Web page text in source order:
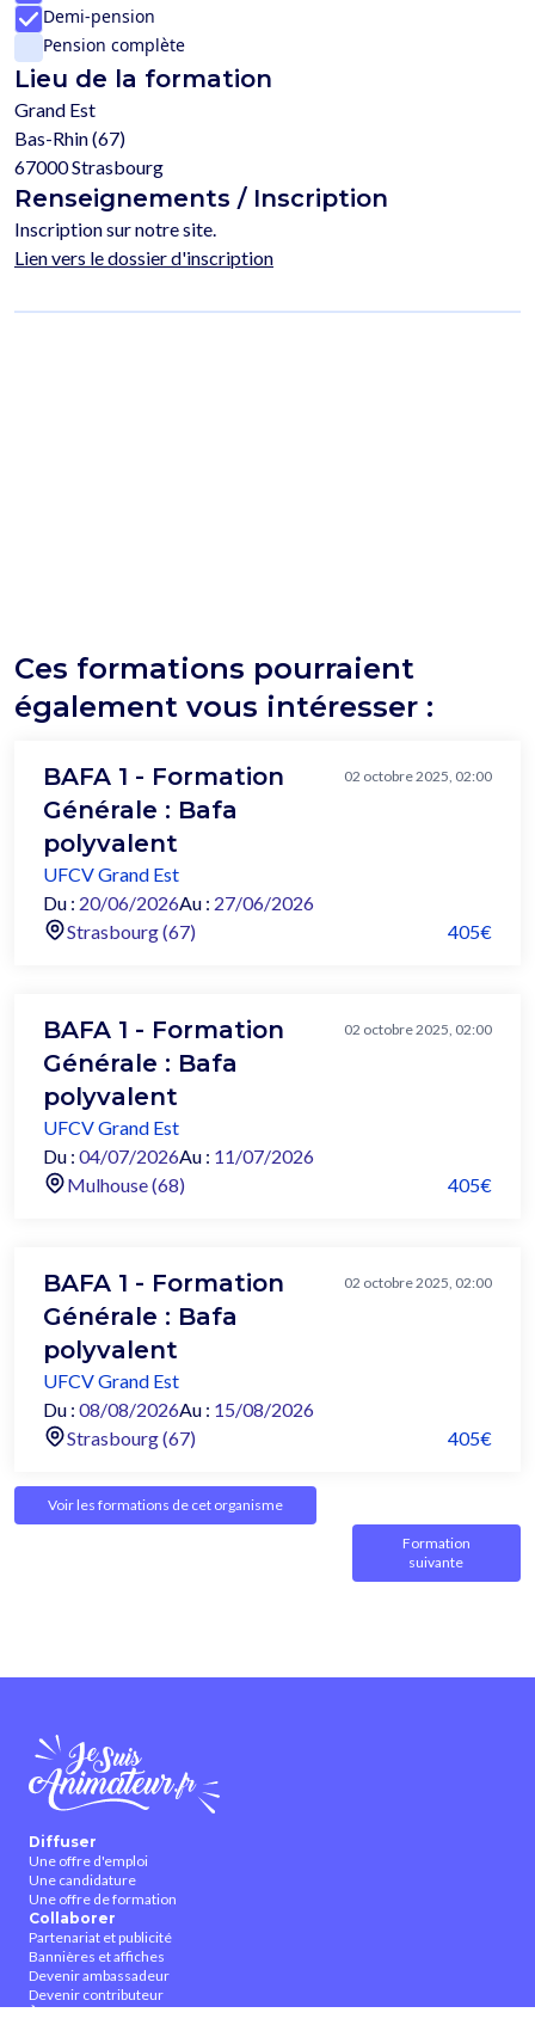
Demi-pension
Pension complète
Lieu de la formation
Grand Est
Bas-Rhin (67)
67000 Strasbourg
Renseignements / Inscription
Inscription sur notre site.
Lien vers le dossier d'inscription
Ces formations pourraient
également vous intéresser :
BAFA 1 - Formation
Générale : Bafa
polyvalent
02 octobre 2025, 02:00
UFCV Grand Est
Du : 20/06/2026Au : 27/06/2026
Strasbourg (67)
405€
BAFA 1 - Formation
Générale : Bafa
polyvalent
02 octobre 2025, 02:00
UFCV Grand Est
Du : 04/07/2026Au : 11/07/2026
Mulhouse (68)
405€
BAFA 1 - Formation
Générale : Bafa
polyvalent
02 octobre 2025, 02:00
UFCV Grand Est
Du : 08/08/2026Au : 15/08/2026
Strasbourg (67)
405€
Voir les formations de cet organisme
Formation
suivante
Diffuser
Une offre d'emploi
Une candidature
Une offre de formation
Collaborer
Partenariat et publicité
Bannières et affiches
Devenir ambassadeur
Devenir contributeur
À propos